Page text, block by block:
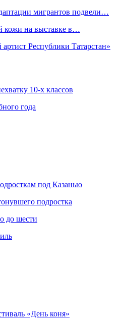
мигрантов подвели…
кожи на выставке в…
Республики Татарстан»
10-х классов
года
под Казанью
подростка
до шести
«День коня»